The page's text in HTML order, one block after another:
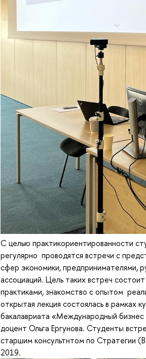
С целью практикориентированности
регулярно проводятся встречи с
сфер экономики, предпринимателями,
ассоциаций. Цель таких встреч
практиками, знакомство с опытом
открытая лекция состоялась в рамках
бакалавриата «Международный
доцент Ольга Ергунова. Студенты
старшим консультнтом по Стратегии
2019.